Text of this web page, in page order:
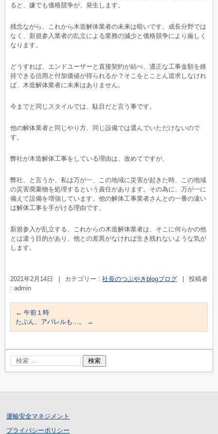
ると、嫌でも価格競争が、発生します。
残念ながら、これから木造解体業者の未来は暗いです。成長分野では
なく、新規参入業者の乱立による業務の減少と価格競争により厳しく
なります。
どうすれば、エンドユーザーと直接契約が結べ、適正な工事金額を維
持できる信用と付加価値が得られるか？そこをとことん追求しなけれ
ば、木造解体業者に未来はありません。
今までと同じスタイルでは、駄目だと言う事です。
他の解体業者と同じやり方、同じ設備では選んでいただけないので
す。
弊社が木造解体工事をしている理由は、改めてですが、
弊社、と言うか、私は万が一、この地域に災害が起きた時、この地域
の災害廃棄物を処理するという責任があります。その為に、万が一に
備えて設備を増強しています。他の解体工事業者さんとの一番の違い
は解体工事を手がける理由です。
新規参入が乱立する、これからの木造解体業者は、そこに何らかの他
とは違う目的があり、他との差異がなければ生き残れないような気が
します。
2021年2月14日 カテゴリー : 社長のつぶやきblogブログ
投稿者
: admin
← 午前１時
たぶん、アパレルも…。
→
運輸安全マネジメント
プライバシーポリシー